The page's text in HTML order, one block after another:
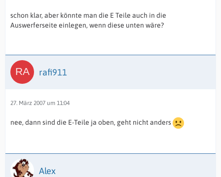
schon klar, aber könnte man die E Teile auch in die
Auswerferseite einlegen, wenn diese unten wäre?
rafi911
27. März 2007 um 11:04
nee, dann sind die E-Teile ja oben, geht nicht anders
Alex